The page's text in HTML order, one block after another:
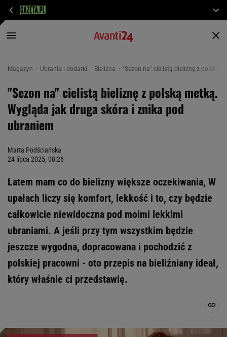
Magazyn Ubrania i dodatki Bielizna "Sezon na" cielistą bieliznę z polską
"Sezon na" cielistą bieliznę z polską metką.
Wygląda jak druga skóra i znika pod
ubraniem
Marta Podściańska
24 lipca 2025, 08:26
Latem mam co do bielizny większe oczekiwania, W
upałach liczy się komfort, lekkość i to, czy będzie
całkowicie niewidoczna pod moimi lekkimi
ubraniami. A jeśli przy tym wszystkim będzie
jeszcze wygodna, dopracowana i pochodzić z
polskiej pracowni - oto przepis na bieliźniany ideał,
który właśnie ci przedstawię.